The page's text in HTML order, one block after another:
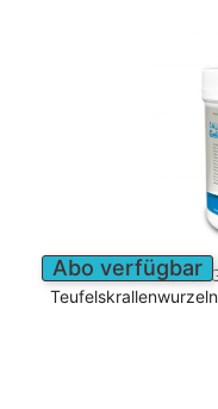
Abo verfügbar
Natürliches